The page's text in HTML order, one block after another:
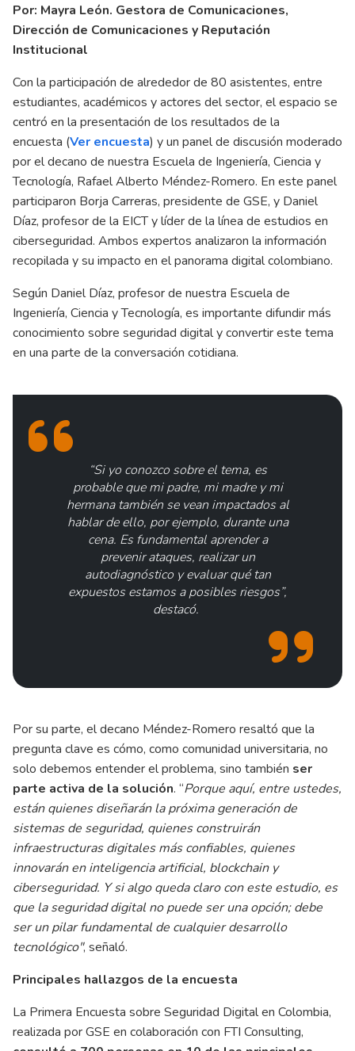
Por: Mayra León. Gestora de Comunicaciones,
Dirección de Comunicaciones y Reputación
Institucional
Con la participación de alrededor de 80 asistentes, entre
estudiantes, académicos y actores del sector, el espacio se
centró en la presentación de los resultados de la
encuesta (Ver encuesta) y un panel de discusión moderado
por el decano de nuestra Escuela de Ingeniería, Ciencia y
Tecnología, Rafael Alberto Méndez-Romero. En este panel
participaron Borja Carreras, presidente de GSE, y Daniel
Díaz, profesor de la EICT y líder de la línea de estudios en
ciberseguridad. Ambos expertos analizaron la información
recopilada y su impacto en el panorama digital colombiano.
Según Daniel Díaz, profesor de nuestra Escuela de
Ingeniería, Ciencia y Tecnología, es importante difundir más
conocimiento sobre seguridad digital y convertir este tema
en una parte de la conversación cotidiana.
“Si yo conozco sobre el tema, es
probable que mi padre, mi madre y mi
hermana también se vean impactados al
hablar de ello, por ejemplo, durante una
cena. Es fundamental aprender a
prevenir ataques, realizar un
autodiagnóstico y evaluar qué tan
expuestos estamos a posibles riesgos”,
destacó.
Por su parte, el decano Méndez-Romero resaltó que la
pregunta clave es cómo, como comunidad universitaria, no
solo debemos entender el problema, sino también ser
parte activa de la solución. “Porque aquí, entre ustedes,
están quienes diseñarán la próxima generación de
sistemas de seguridad, quienes construirán
infraestructuras digitales más confiables, quienes
innovarán en inteligencia artificial, blockchain y
ciberseguridad. Y si algo queda claro con este estudio, es
que la seguridad digital no puede ser una opción; debe
ser un pilar fundamental de cualquier desarrollo
tecnológico", señaló.
Principales hallazgos de la encuesta
La Primera Encuesta sobre Seguridad Digital en Colombia,
realizada por GSE en colaboración con FTI Consulting,